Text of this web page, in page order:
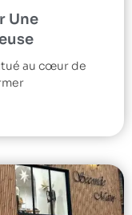
Une
au cœur de